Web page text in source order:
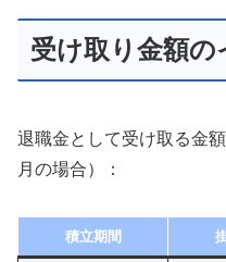
受け取り金額の
退職金として受け取る金
月の場合）：
積立期間